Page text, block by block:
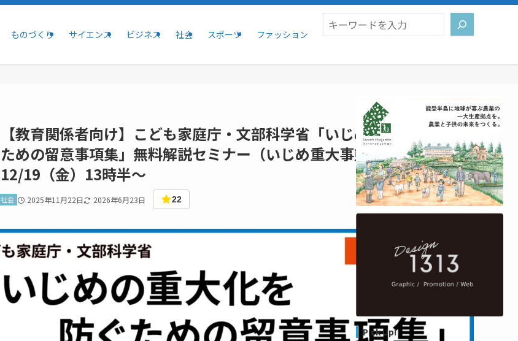
ものづくり サイエンス ビジネス 社会 スポーツ ファッション
検索
Pick Up!
【教育関係者向け】こども家庭庁・文部科学省「いじめの重大化を防ぐ
ための留意事項集」無料解説セミナー（いじめ重大事態分析）
12/19（金）13時半～
社会 2025年11月22日 2026年6月23日 22